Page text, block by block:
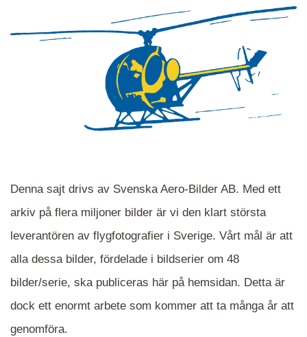
När du ser blåa, röda eller gröna mappar är det
en serie i varje. Dra i kartan för att komma
närmare det område Du söker och klicka på
mappen.
Denna sajt drivs av Svenska Aero-Bilder AB. Med ett
arkiv på flera miljoner bilder är vi den klart största
leverantören av flygfotografier i Sverige. Vårt mål är att
alla dessa bilder, fördelade i bildserier om 48
bilder/serie, ska publiceras här på hemsidan. Detta är
dock ett enormt arbete som kommer att ta många år att
genomföra.